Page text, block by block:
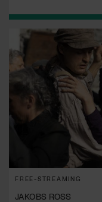
FREE-STREAMING
JAKOBS ROSS